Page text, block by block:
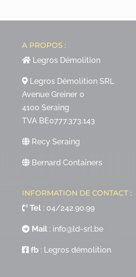
A PROPOS :
Legros Démolition
Legros Démolition SRL
Avenue Greiner 0
4100 Seraing
TVA BE0777.373.143
Recy Seraing
Bernard Containers
INFORMATION DE CONTACT :
Tel: 04/242.90.99
Mail: info@ld-srl.be
fb: Legros démolition